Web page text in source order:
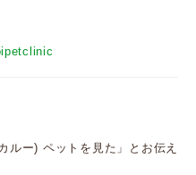
ー) ペットを見た」とお伝え